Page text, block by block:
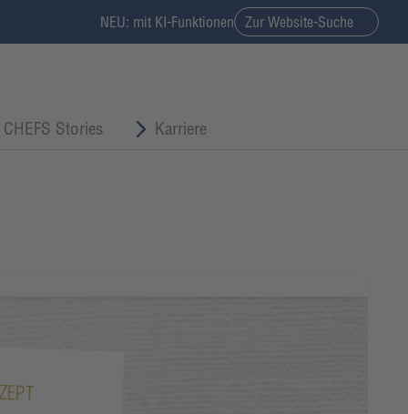
NEU: mit KI-Funktionen Zur Website-Suche
CHEFS Stories Karriere